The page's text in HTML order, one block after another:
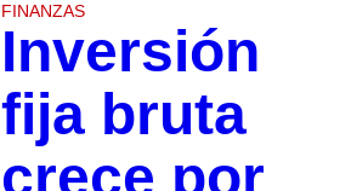
FINANZAS
Inversión
fija bruta
crece por